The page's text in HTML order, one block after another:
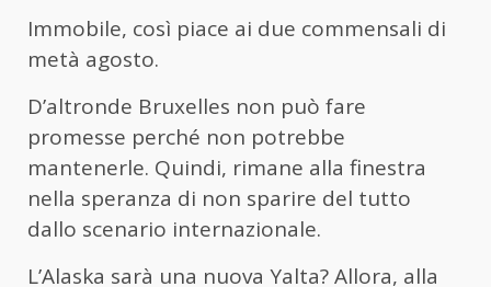
Immobile, così piace ai due commensali di
metà agosto.
D’altronde Bruxelles non può fare
promesse perché non potrebbe
mantenerle. Quindi, rimane alla finestra
nella speranza di non sparire del tutto
dallo scenario internazionale.
L’Alaska sarà una nuova Yalta? Allora, alla